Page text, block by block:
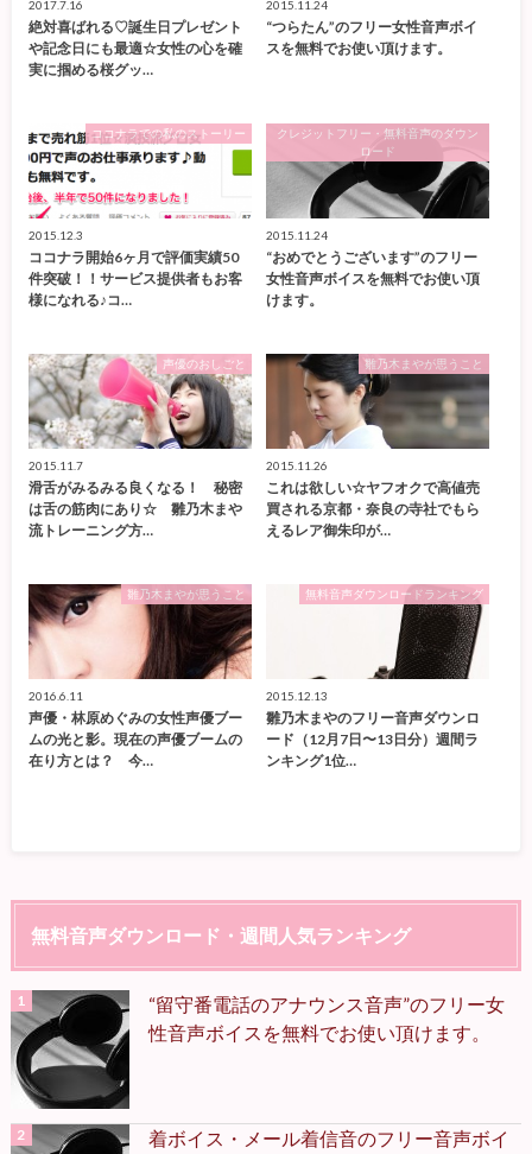
2017.7.16
絶対喜ばれる♡誕生日プレゼント
や記念日にも最適☆女性の心を確
実に掴める桜グッ…
2015.11.24
“つらたん”のフリー女性音声ボイ
スを無料でお使い頂けます。
ココナラでの私のストーリー
2015.12.3
ココナラ開始6ヶ月で評価実績50
件突破！！サービス提供者もお客
様になれる♪コ…
クレジットフリー・無料音声のダウン
ロード
2015.11.24
“おめでとうございます”のフリー
女性音声ボイスを無料でお使い頂
けます。
声優のおしごと
2015.11.7
滑舌がみるみる良くなる！ 秘密
は舌の筋肉にあり☆ 雛乃木まや
流トレーニング方…
雛乃木まやが思うこと
2015.11.26
これは欲しい☆ヤフオクで高値売
買される京都・奈良の寺社でもら
えるレア御朱印が…
雛乃木まやが思うこと
2016.6.11
声優・林原めぐみの女性声優ブー
ムの光と影。現在の声優ブームの
在り方とは？ 今…
無料音声ダウンロードランキング
2015.12.13
雛乃木まやのフリー音声ダウンロ
ード（12月7日〜13日分）週間ラ
ンキング1位…
無料音声ダウンロード・週間人気ランキング
“留守番電話のアナウンス音声”のフリー女
性音声ボイスを無料でお使い頂けます。
着ボイス・メール着信音のフリー音声ボイ